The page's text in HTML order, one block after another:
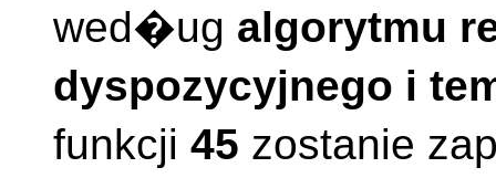
wed�ug algorytmu
dyspozycyjnego i
funkcji 45 zostanie